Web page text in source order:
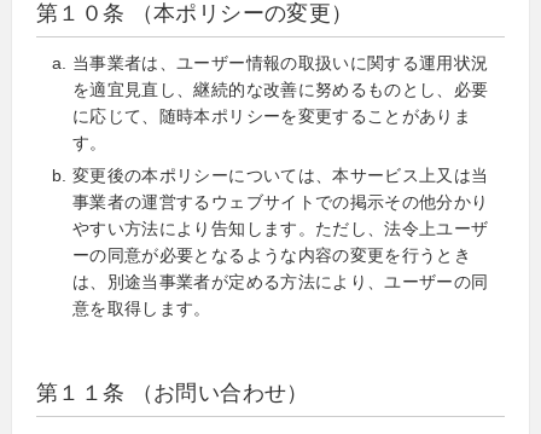
第１０条 （本ポリシーの変更）
当事業者は、ユーザー情報の取扱いに関する運用状況
を適宜見直し、継続的な改善に努めるものとし、必要
に応じて、随時本ポリシーを変更することがありま
す。
変更後の本ポリシーについては、本サービス上又は当
事業者の運営するウェブサイトでの掲示その他分かり
やすい方法により告知します。ただし、法令上ユーザ
ーの同意が必要となるような内容の変更を行うとき
は、別途当事業者が定める方法により、ユーザーの同
意を取得します。
第１１条 （お問い合わせ）